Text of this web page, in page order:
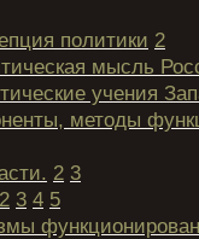
политики 2
мысль
учения
методы
2 3
2 3 4 5